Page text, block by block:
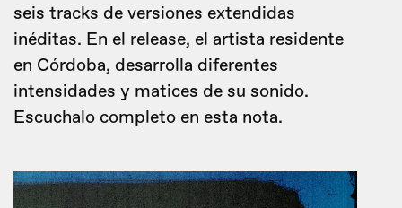
seis tracks de versiones extendidas
inéditas. En el release, el artista residente
en Córdoba, desarrolla diferentes
intensidades y matices de su sonido.
Escuchalo completo en esta nota.